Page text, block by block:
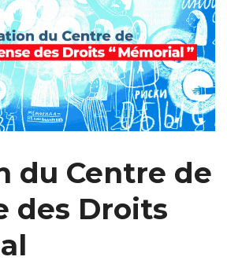
du Centre de
des Droits